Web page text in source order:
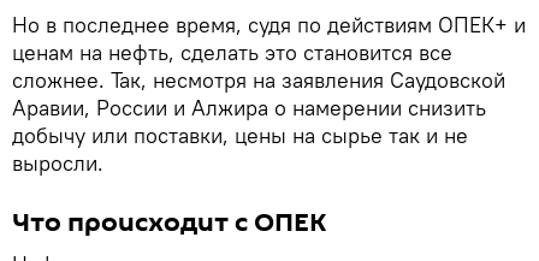
Но в последнее время, судя по действиям ОПЕК+ и
ценам на нефть, сделать это становится все
сложнее. Так, несмотря на заявления Саудовской
Аравии, России и Алжира о намерении снизить
добычу или поставки, цены на сырье так и не
выросли.
Что происходит с ОПЕК